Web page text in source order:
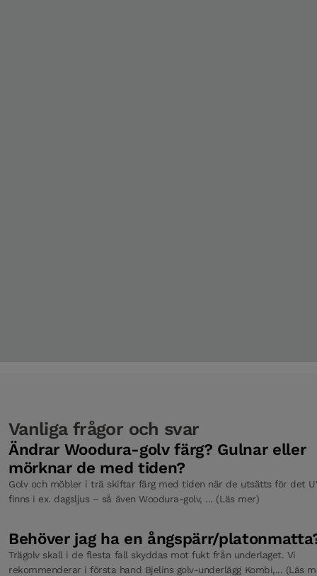
Tröskel Falsad Misty White Ek 93 x 830 mm
Vanliga frågor och svar
Ändrar Woodura-golv färg? Gulnar eller
mörknar de med tiden?
Golv och möbler i trä skiftar färg med tiden när de utsätts för det
finns i ex. dagsljus – så även Woodura-golv, ... (Läs mer)
Behöver jag ha en ångspärr/
Trägolv skall i de flesta fall skyddas mot fukt från underlaget. Vi
rekommenderar i första hand Bjelins golv-underlägg Kombi,... (Läs